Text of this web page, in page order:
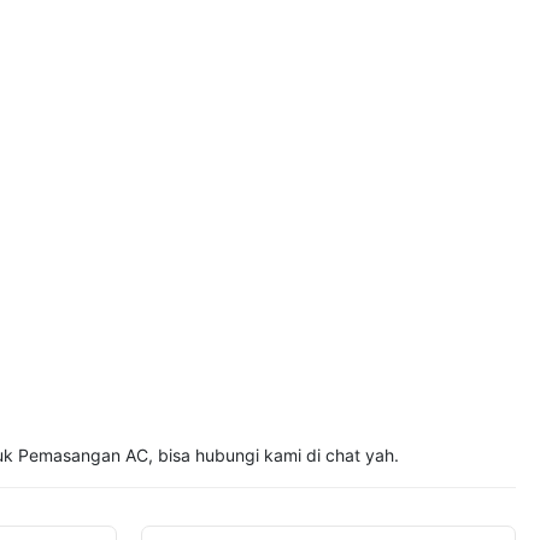
Pemasangan AC, bisa hubungi kami di chat yah.